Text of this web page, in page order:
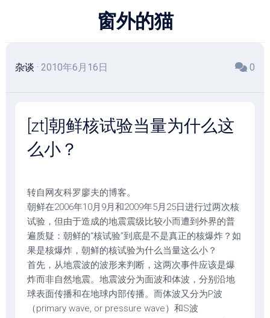
窗外的猫
杂谈 · 2010年6月16日 0
[zt]朝鲜核试验当量为什么这
么小？
转自网友科罗廖夫的博客。
朝鲜在2006年10月9月和2009年5月25日进行过两次核
试验，但由于造成的地震震级比较小而遭到外界的普
遍质疑：朝鲜的“核试验”到底是不是真正的核爆炸？如
果是核爆炸，朝鲜的核试验为什么当量这么小？
首先，从地震波的波形来判断，这两次事件应该是爆
炸而非自然地震。地震波分为面波和体波，分别沿地
球表面传播和在地球内部传播。而体波又分为P波
（primary wave, or pressure wave）和S波